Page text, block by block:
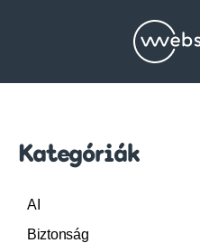
Kategóriák
AI
Biztonság